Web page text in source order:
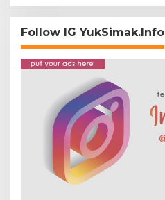
Follow IG YukSimak.Info